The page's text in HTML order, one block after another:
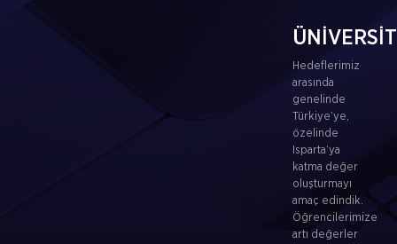
Hedeflerimiz
arasında
genelinde
Türkiye’ye,
özelinde
Isparta’ya
katma değer
oluşturmayı
amaç edindik.
Öğrencilerimize
artı değerler